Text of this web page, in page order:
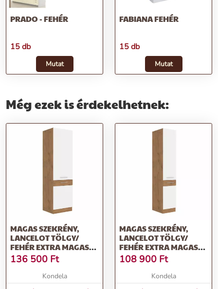
PRADO - FEHÉR
15 db
Mutat
FABIANA FEHÉR
15 db
Mutat
Még ezek is érdekelhetnek:
MAGAS SZEKRÉNY,
LANCELOT TÖLGY/
FEHÉR EXTRA MAGAS
FÉNYŰ HG , VEGA 60
DK-210 2F
136 500 Ft
Kondela
MAGAS SZEKRÉNY,
LANCELOT TÖLGY/
FEHÉR EXTRA MAGAS
FÉNYŰ HG , VEGA 40
DK-210 2F
108 900 Ft
Kondela